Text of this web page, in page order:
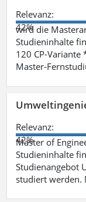
Relevanz:
42%
wird die
Studieninhalte
120 CP-Variante
Master-
Relevanz:
42%
Master of
Studieninhalte
Studienangebot
studiert werden.